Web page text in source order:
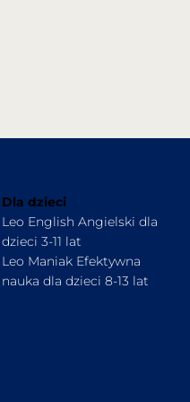
Dla dzieci
Leo English Angielski dla
dzieci 3-11 lat
Leo Maniak Efektywna
nauka dla dzieci 8-13 lat